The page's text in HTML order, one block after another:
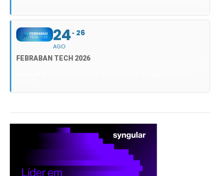
24
AGO
26
FEBRABAN TECH 2026